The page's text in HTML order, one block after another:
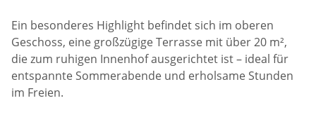
Ein besonderes Highlight befindet sich im oberen
Geschoss, eine großzügige Terrasse mit über 20 m²,
die zum ruhigen Innenhof ausgerichtet ist – ideal für
entspannte Sommerabende und erholsame Stunden
im Freien.